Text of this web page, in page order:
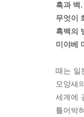
대답이
자신의
“―오시
“하지
기에 달
---pp.
흑과 백.
무엇이
흑백의
미야베
때는 일
모양새
세계에
틀어박